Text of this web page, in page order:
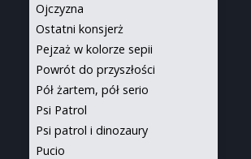
Ojczyzna
Ostatni konsjerż
Pejzaż w kolorze sepii
Powrót do przyszłości
Pół żartem, pół serio
Psi Patrol
Psi patrol i dinozaury
Pucio